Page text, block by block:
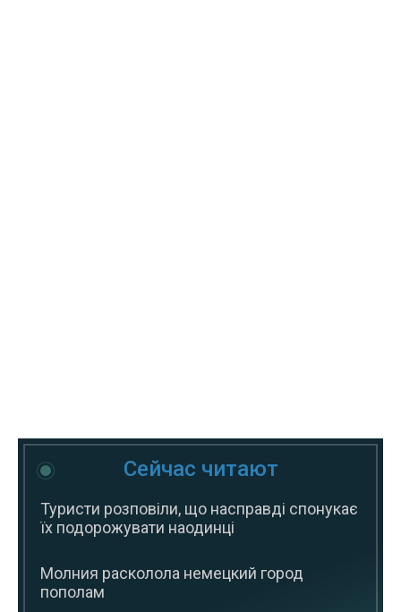
Сейчас читают
Туристи розповіли, що насправді спонукає
їх подорожувати наодинці
Молния расколола немецкий город
пополам